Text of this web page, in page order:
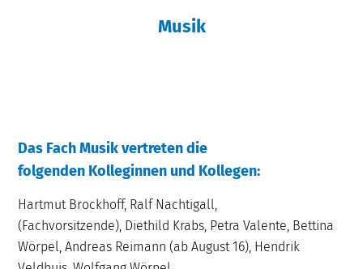
Musik
Das Fach Musik vertreten die
folgenden Kolleginnen und Kollegen:
Hartmut Brockhoff, Ralf Nachtigall,
(Fachvorsitzende), Diethild Krabs, Petra Valente, Bettina
Wörpel, Andreas Reimann (ab August 16), Hendrik